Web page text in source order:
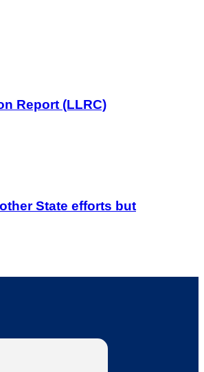
Report (LLRC)
State efforts but